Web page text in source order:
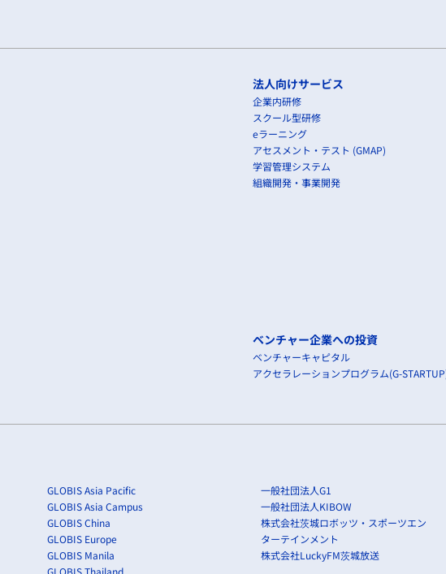
法人向けサービス
企業内研修
スクール型研修
eラーニング
アセスメント・テスト (GMAP)
学習管理システム
組織開発・事業開発
ベンチャー企業への投資
ベンチャーキャピタル
アクセラレーションプログラム(G-
GLOBIS Asia Pacific
GLOBIS Asia Campus
GLOBIS China
GLOBIS Europe
GLOBIS Manila
GLOBIS Thailand
一般社団法人G1
一般社団法人KIBOW
株式会社茨城ロボッツ・スポーツエン
ターテインメント
株式会社LuckyFM茨城放送